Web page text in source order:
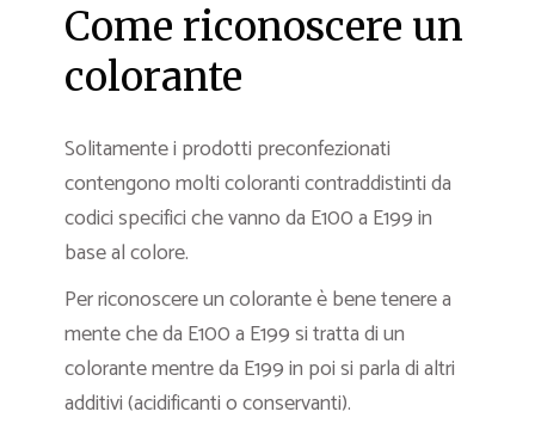
Come riconoscere un
colorante
Solitamente i prodotti preconfezionati
contengono molti coloranti contraddistinti da
codici specifici che vanno da E100 a E199 in
base al colore.
Per riconoscere un colorante è bene tenere a
mente che da E100 a E199 si tratta di un
colorante mentre da E199 in poi si parla di altri
additivi (acidificanti o conservanti).